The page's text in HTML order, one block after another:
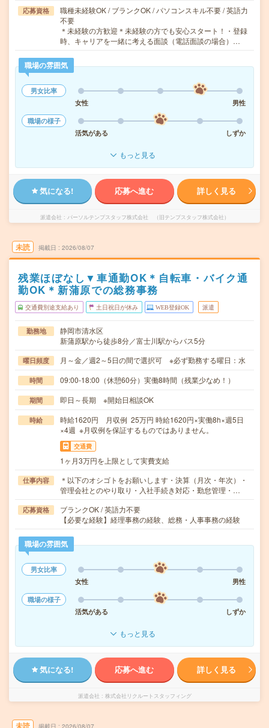
応募資格
職種未経験OK / ブランクOK / パソコンスキル不要 / 英語力
不要
＊未経験の方歓迎＊未経験の方でも安心スタート！・登録
時、キャリアを一緒に考える面談（電話面談の場合）…
職場の雰囲気
男女比率
女性
男性
職場の様子
活気がある
しずか
もっと見る
気になる! 応募へ進む 詳しく見る
派遣会社 パーソルテンプスタッフ株式会社 （旧テンプスタッフ株式会社）
未読 掲載日 2026/08/07
残業ほぼなし▼車通勤OK＊自転車・バイク通
勤OK＊新蒲原での総務事務
交通費別途支給あり 土日祝日が休み WEB登録OK 派遣
勤務地
静岡市清水区
新蒲原駅から徒歩8分／富士川駅からバス5分
曜日頻度 月～金／週2～5日の間で選択可 ※必ず勤務する曜日：水
時間 09:00-18:00（休憩60分）実働8時間（残業少なめ！）
期間 即日～長期 ※開始日相談OK
時給
時給1620円 月収例 25万円 時給1620円×実働8h×週5日
×4週 ※月収例を保証するものではありません。
交通費
1ヶ月3万円を上限として実費支給
仕事内容
＊以下のオシゴトをお願いします・決算（月次・年次）・
管理会社とのやり取り・入社手続き対応・勤怠管理・…
応募資格
ブランクOK / 英語力不要
【必要な経験】経理事務の経験、総務・人事事務の経験
職場の雰囲気
男女比率
女性
男性
職場の様子
活気がある
しずか
もっと見る
気になる! 応募へ進む 詳しく見る
派遣会社 株式会社リクルートスタッフィング
未読 掲載日 2026/08/07